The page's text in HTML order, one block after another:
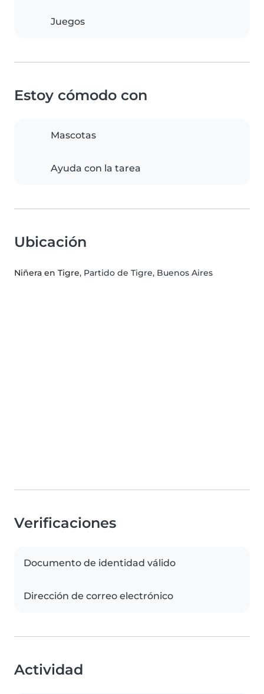
Juegos
Estoy cómodo con
Mascotas
Ayuda con la tarea
Ubicación
Niñera en Tigre, Partido de Tigre, Buenos Aires
Verificaciones
Documento de identidad válido
Dirección de correo electrónico
Actividad